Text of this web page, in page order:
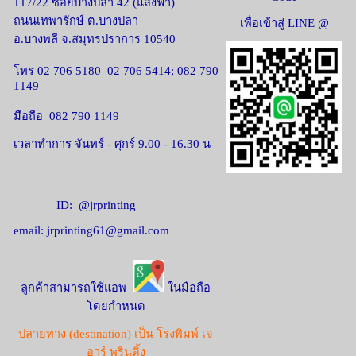
117/22 ซอยบางปลา 42 (แสงฟ้า)
ถนนเทพารักษ์ ต.บางปลา
อ.บางพลี จ.สมุทรปราการ 10540
โทร 02 706 5180 02 706 5414; 082 790
1149
มือถือ 082 790 1149
เวลาทำการ จันทร์ - ศุกร์ 9.00 - 16.30 น
ID: @jrprinting
email: jrprinting61@gmail.com
เพื่อเข้าสู่ LINE @
ลูกค้าสามารถใช้แอพ
ในมือถือ
โดยกำหนด
ปลายทาง (destination) เป็น โรงพิมพ์ เจ
อาร์ พรินติ้ง